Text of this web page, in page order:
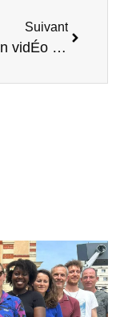
Suivant
Retour en vidÉo sur la journÉe de clÔture Coup d’Envoi #3